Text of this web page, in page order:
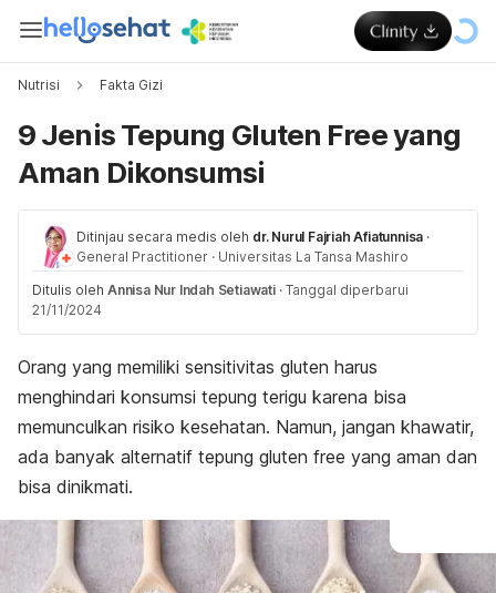
Nutrisi Fakta Gizi
9 Jenis Tepung Gluten Free yang
Aman Dikonsumsi
Ditinjau secara medis oleh dr. Nurul Fajriah Afiatunnisa ·
General Practitioner · Universitas La Tansa Mashiro
Ditulis oleh Annisa Nur Indah Setiawati · Tanggal diperbarui
21/11/2024
Orang yang memiliki sensitivitas gluten harus
menghindari konsumsi tepung terigu karena bisa
memunculkan risiko kesehatan. Namun, jangan khawatir,
ada banyak alternatif tepung gluten free yang aman dan
bisa dinikmati.